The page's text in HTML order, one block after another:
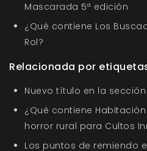
Mascarada 5ª edición
¿Qué contiene Los
Rol?
Relacionada por
Nuevo título en la
¿Qué contiene Habitación
horror rural para Cultos
Los puntos de remiendo